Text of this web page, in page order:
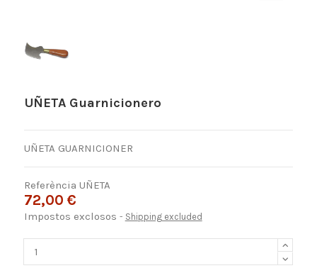
UÑETA Guarnicionero
UÑETA GUARNICIONER
Referència UÑETA
72,00 €
Impostos exclosos Shipping excluded